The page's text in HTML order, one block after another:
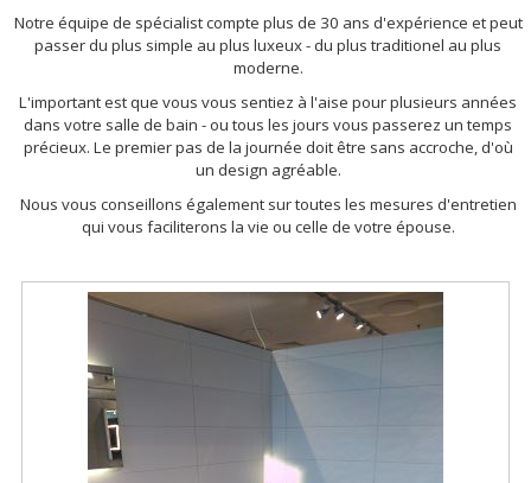
Notre équipe de spécialist compte plus de 30 ans d'expérience et peut
passer du plus simple au plus luxeux - du plus traditionel au plus
moderne.
L'important est que vous vous sentiez à l'aise pour plusieurs années
dans votre salle de bain - ou tous les jours vous passerez un temps
précieux. Le premier pas de la journée doit être sans accroche, d'où
un design agréable.
Nous vous conseillons également sur toutes les mesures d'entretien
qui vous faciliterons la vie ou celle de votre épouse.